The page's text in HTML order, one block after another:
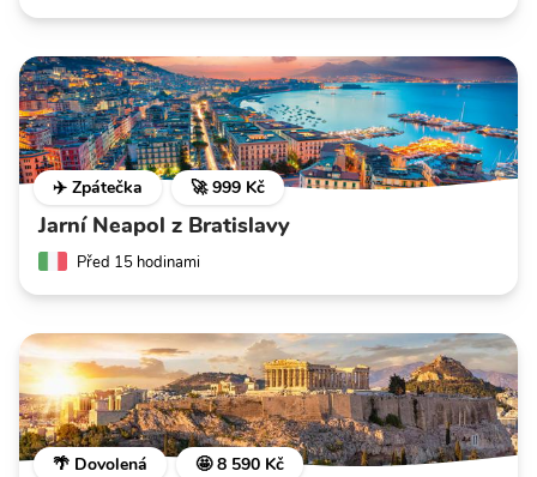
✈️ Zpátečka 🚀 999 Kč
Jarní Neapol z Bratislavy
Před 15 hodinami
🌴 Dovolená 🤩 8 590 Kč